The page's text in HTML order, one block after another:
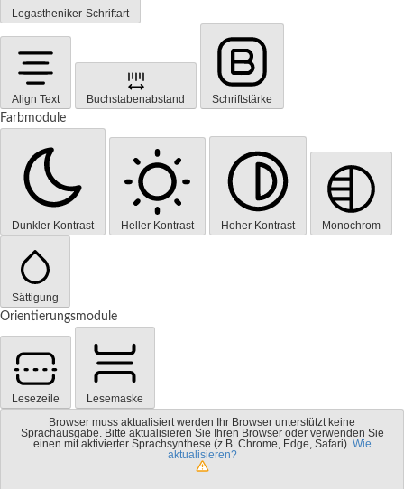
Legastheniker-Schriftart
Align Text Buchstabenabstand
Schriftstärke
Farbmodule
Dunkler Kontrast Heller Kontrast Hoher Kontrast Monochrom
Sättigung
Orientierungsmodule
Lesezeile
Lesemaske
Browser muss aktualisiert werden Ihr Browser unterstützt keine
Sprachausgabe. Bitte aktualisieren Sie Ihren Browser oder verwenden Sie
einen mit aktivierter Sprachsynthese (z.B. Chrome, Edge, Safari). Wie
aktualisieren?